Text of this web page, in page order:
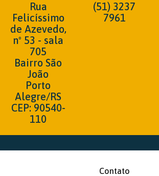
Rua
Felicíssimo
de Azevedo,
nº 53 - sala
705
Bairro São
João
Porto
Alegre/RS
CEP: 90540-
110
(51) 3237
7961
Contato